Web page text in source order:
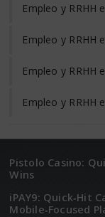
Empleo y RRHH
Empleo y RRHH
Empleo y RRHH
Empleo y RRHH
Pistolo Casino:
Wins
iPAY9: Quick‑Hit
Mobile‑Focused